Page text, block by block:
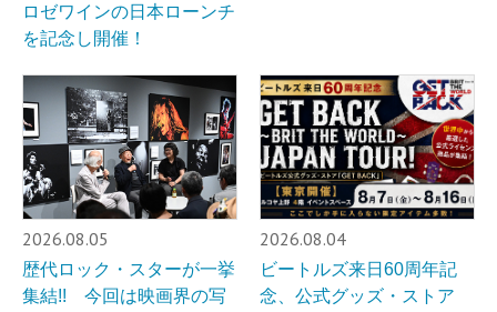
ロゼワインの日本ローンチ
を記念し開催！
2026.08.05
歴代ロック・スターが一挙
集結!! 今回は映画界の写
2026.08.04
ビートルズ来日60周年記
念、公式グッズ・ストア